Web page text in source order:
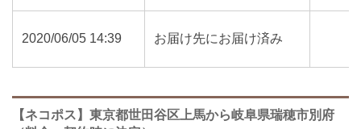
2020/06/05 14:39 お届け先にお届け済み
【ネコポス】東京都世田谷区上馬から岐阜県瑞穂市別府